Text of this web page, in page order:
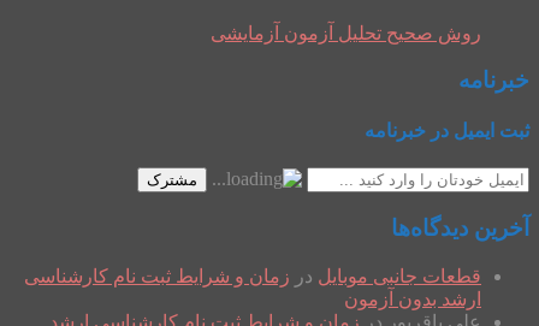
روش صحیح تحلیل آزمون آزمایشی
خبرنامه
ثبت ایمیل در خبرنامه
مشترک
آخرین دیدگاه‌ها
قطعات جانبی موبایل در زمان و شرایط ثبت نام کارشناسی
ارشد بدون آزمون
علی باقرپور در زمان و شرایط ثبت نام کارشناسی ارشد